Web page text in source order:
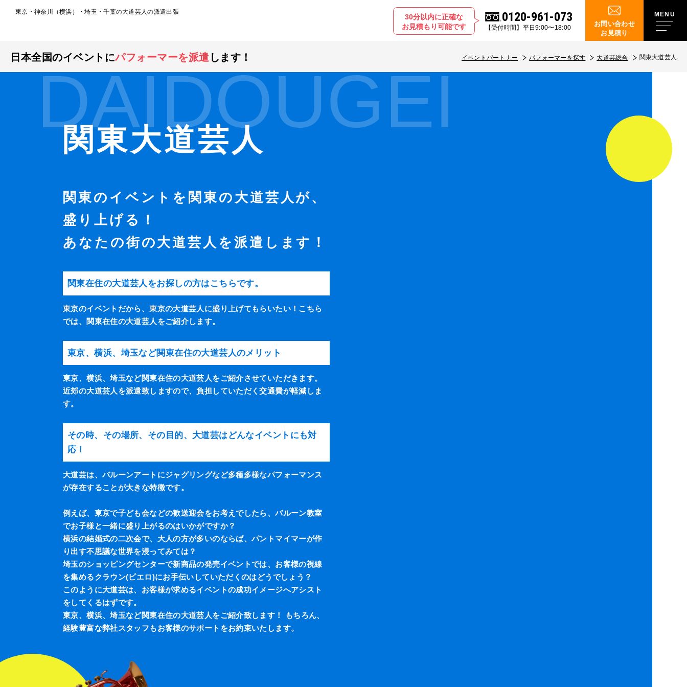
東京・神奈川（横浜）・埼玉・千葉の大道芸人の派遣出張
30分以内に正確な
お見積もり可能です
0120-961-073
【受付時間】平日9:00〜18:00
お問い合わせ
お見積り
日本全国のイベントにパフォーマーを派遣 します！ イベントパートナー パフォーマーを探す 大道芸総合 関東大道芸人
DAIDOUGEI
関東大道芸人
関東のイベントを関東の大道芸人が、
盛り上げる！
あなたの街の大道芸人を派遣します！
関東在住の大道芸人をお探しの方はこちらです。
東京のイベントだから、東京の大道芸人に盛り上げてもらいたい！こちら
では、関東在住の大道芸人をご紹介します。
東京、横浜、埼玉など関東在住の大道芸人のメリット
東京、横浜、埼玉など関東在住の大道芸人をご紹介させていただきます。
近郊の大道芸人を派遣致しますので、負担していただく交通費が軽減しま
す。
その時、その場所、その目的、大道芸はどんなイベントにも対
応！
大道芸は、バルーンアートにジャグリングなど多種多様なパフォーマンス
が存在することが大きな特徴です。
例えば、東京で子ども会などの歓送迎会をお考えでしたら、バルーン教室
でお子様と一緒に盛り上がるのはいかがですか？
横浜の結婚式の二次会で、大人の方が多いのならば、パントマイマーが作
り出す不思議な世界を浸ってみては？
埼玉のショッピングセンターで新商品の発売イベントでは、お客様の視線
を集めるクラウン(ピエロ)にお手伝いしていただくのはどうでしょう？
このように大道芸は、お客様が求めるイベントの成功イメージへアシスト
をしてくるはずです。
東京、横浜、埼玉など関東在住の大道芸人をご紹介致します！ もちろん、
経験豊富な弊社スタッフもお客様のサポートをお約束いたします。